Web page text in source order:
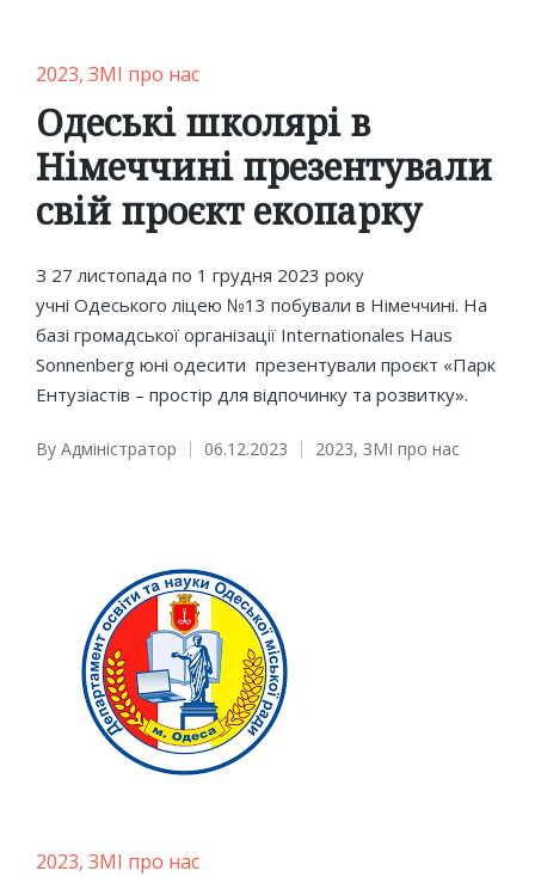
Posted
in
2023 ЗМІ про нас
Одеські школярі в
Німеччині презентували
свій проєкт екопарку
З 27 листопада по 1 грудня 2023 року
учні Одеського ліцею №13 побували в Німеччині. На
базі громадської організації Internationales Haus
Sonnenberg юні одесити презентували проєкт «Парк
Ентузіастів – простір для відпочинку та розвитку».
Posted
By Адміністратор 06.12.2023
Posted
2023, ЗМІ про нас
Posted
2023 ЗМІ про нас